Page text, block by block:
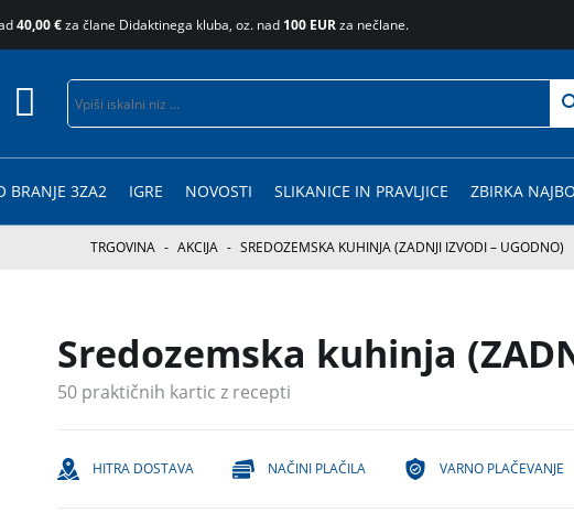
40,00 €za člane Didaktinega kluba, oz. nad 100 EURza nečlane.
BRANJE 3ZA2 IGRE NOVOSTI SLIKANICE IN PRAVLJICE ZBIRKA
TRGOVINA - AKCIJA - SREDOZEMSKA KUHINJA (ZADNJI IZVODI – UGODNO)
Sredozemska kuhinja
50 praktičnih kartic z recepti
HITRA DOSTAVA NAČINI PLAČILA VARNO PLAČEVANJE